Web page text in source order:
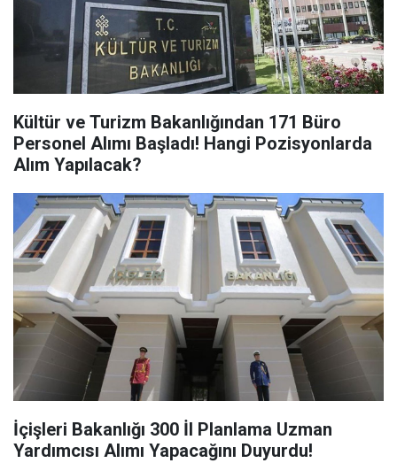
Kültür ve Turizm Bakanlığından 171 Büro
Personel Alımı Başladı! Hangi Pozisyonlarda
Alım Yapılacak?
İçişleri Bakanlığı 300 İl Planlama Uzman
Yardımcısı Alımı Yapacağını Duyurdu!